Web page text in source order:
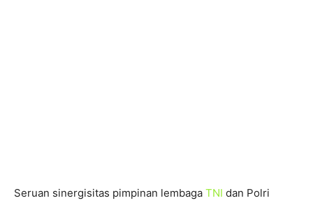
Seruan sinergisitas pimpinan lembaga TNI dan Polri